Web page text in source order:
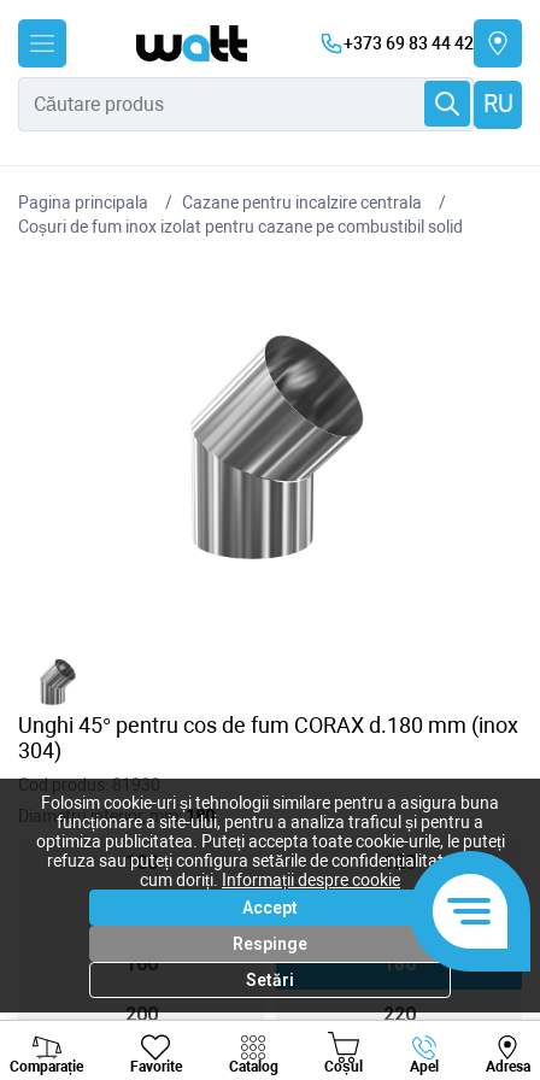
+373 69 83 44 42
RU
Pagina principala
Cazane pentru incalzire centrala
Coșuri de fum inox izolat pentru cazane pe combustibil solid
Unghi 45° pentru cos de fum CORAX d.180 mm (inox
304)
Cod produs:81930
Diametru interior, mm:180
100 120
160 180
200 220
250 300
Comparație Favorite Catalog Coșul Apel Adresa
Viber Whatsapp
Folosim cookie-uri și tehnologii similare pentru a asigura buna
funcționare a site-ului, pentru a analiza traficul și pentru a
optimiza publicitatea. Puteți accepta toate cookie-urile, le puteți
refuza sau puteți configura setările de confidențialitate după
cum doriți.
Informații despre cookie
Accept
Respinge
Setări